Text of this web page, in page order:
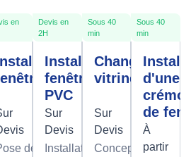
en
de
Devis en
2H
Installation
fenêtre
PVC
Sur
Devis
Installation
Sous 40
min
Changement
vitrine
Sur
Devis
Conception et
Sous 40
min
d'une
de
À
partir